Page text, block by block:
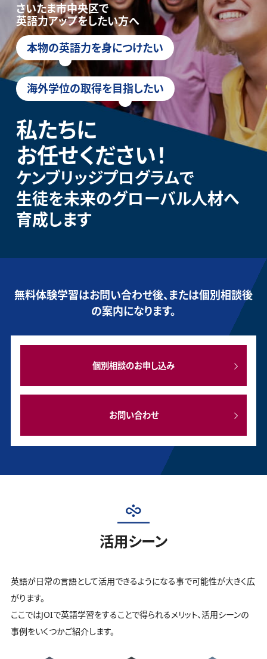
さいたま市中央区で
英語力アップをしたい方へ
本物の英語力を身につけたい
海外学位の取得を目指したい
私たちに
お任せください！
ケンブリッジプログラムで
生徒を未来のグローバル人材へ
育成します
無料体験学習はお問い合わせ後、または個別相談後
の案内になります。
個別相談のお申し込み
お問い合わせ
活用シーン
英語が日常の言語として活用できるようになる事で可能性が大きく広
がります。
ここではJOIで英語学習をすることで得られるメリット、活用シーンの
事例をいくつかご紹介します。